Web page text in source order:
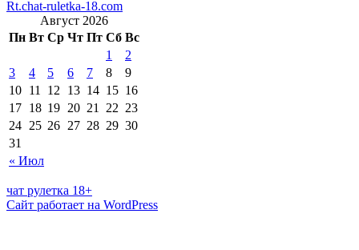
Rt.chat-ruletka-18.com
Август 2026
Пн Вт Ср Чт Пт Сб Вс
« Июл
1
2
3
4 5 6 7 8
9
10 11 12 13 14 15 16
17 18 19 20 21 22 23
24 25 26 27 28 29 30
31
чат рулетка 18+
Сайт работает на WordPress